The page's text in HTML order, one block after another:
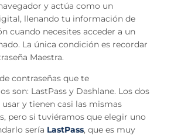
y actúa como un
llenando tu información de
cuando necesites acceder a un
La única condición es recordar
Maestra.
contraseñas que te
son: LastPass y Dashlane. Los dos
usar y tienen casi las mismas
pero si tuviéramos que elegir uno
sería LastPass, que es muy